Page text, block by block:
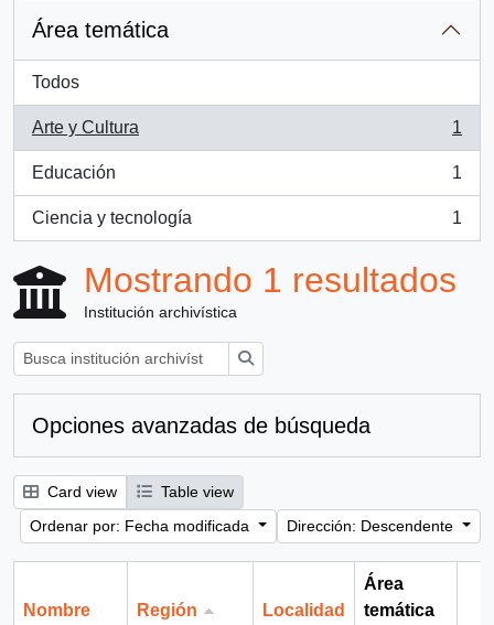
Área temática
Todos
Arte y Cultura
, 1 resultados
1
Educación
, 1 resultados
1
Ciencia y tecnología
, 1 resultados
1
Mostrando 1 resultados
Institución archivística
Opciones avanzadas de búsqueda
Card view
Table view
Ordenar por: Fecha modificada
Dirección: Descendente
Nombre Región Localidad
Área
temática